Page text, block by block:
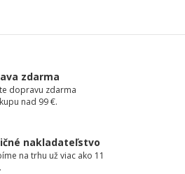
zdarma
dopravu zdarma
nad 99 €.
nakladateľstvo
na trhu už viac ako 11